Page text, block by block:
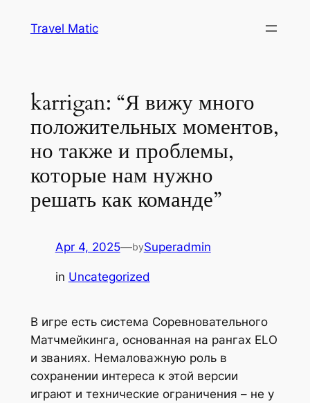
Travel Matic
karrigan: “Я вижу много
положительных моментов,
но также и проблемы,
которые нам нужно
решать как команде”
Apr 4, 2025—bySuperadmin
in Uncategorized
В игре есть система Соревновательного
Матчмейкинга, основанная на рангах ELO
и званиях. Немаловажную роль в
сохранении интереса к этой версии
играют и технические ограничения – не у